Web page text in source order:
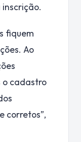
fiquem
Ao
o cadastro
corretos”,